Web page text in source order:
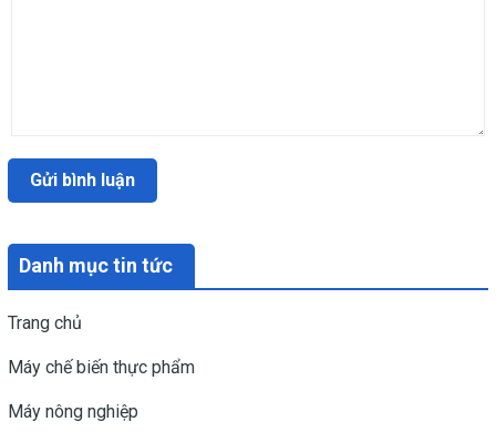
Danh mục tin tức
Trang chủ
Máy chế biến thực phẩm
Máy nông nghiệp
Gửi bình luận